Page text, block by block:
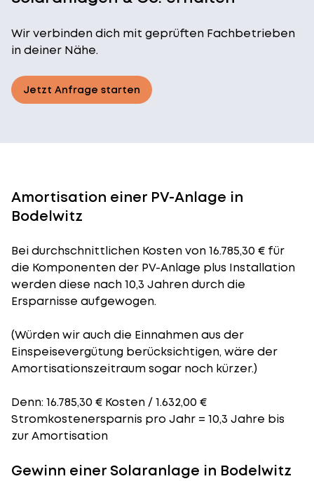
Wir verbinden dich mit geprüften Fachbetrieben
in deiner Nähe.
Jetzt Anfrage starten
Amortisation einer PV-Anlage in
Bodelwitz
Bei durchschnittlichen Kostenvon 16.785,30 € für
die Komponenten der PV-Anlage plus Installation
werden diese nach 10,3 Jahren durch die
Ersparnisse aufgewogen.
(Würden wir auch die Einnahmen aus der
Einspeisevergütung berücksichtigen, wäre der
Amortisationszeitraumsogar noch kürzer.)
Denn: 16.785,30 € Kosten / 1.632,00 €
Stromkostenersparnis pro Jahr = 10,3 Jahre bis
zur Amortisation
Gewinn einer Solaranlage in Bodelwitz